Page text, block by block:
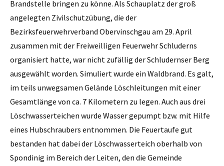
Brandstelle bringen zu könne. Als Schauplatz der groß
angelegten Zivilschutzübung, die der
Bezirksfeuerwehrverband Obervinschgau am 29. April
zusammen mit der Freiweilligen Feuerwehr Schluderns
organisiert hatte, war nicht zufällig der Schludernser Berg
ausgewählt worden. Simuliert wurde ein Waldbrand. Es galt,
im teils unwegsamen Gelände Löschleitungen mit einer
Gesamtlänge von ca. 7 Kilometern zu legen. Auch aus drei
Löschwasserteichen wurde Wasser gepumpt bzw. mit Hilfe
eines Hubschraubers entnommen. Die Feuertaufe gut
bestanden hat dabei der Löschwasserteich oberhalb von
Spondinig im Bereich der Leiten, den die Gemeinde